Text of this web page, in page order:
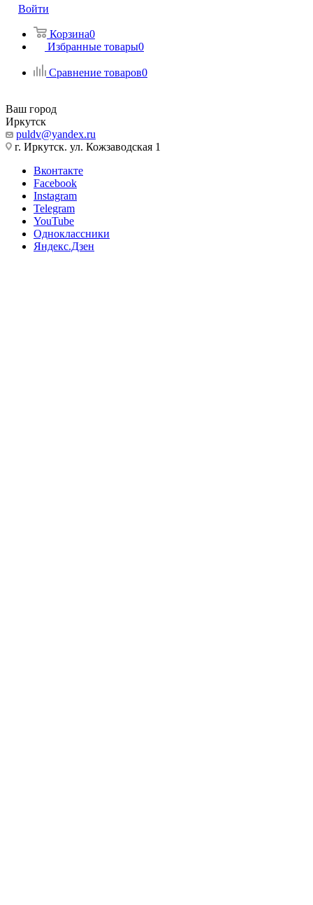
Войти
Корзина0
Избранные товары0
Сравнение товаров0
Ваш город
Иркутск
puldv@yandex.ru
г. Иркутск. ул. Кожзаводская 1
Вконтакте
Facebook
Instagram
Telegram
YouTube
Одноклассники
Яндекс.Дзен